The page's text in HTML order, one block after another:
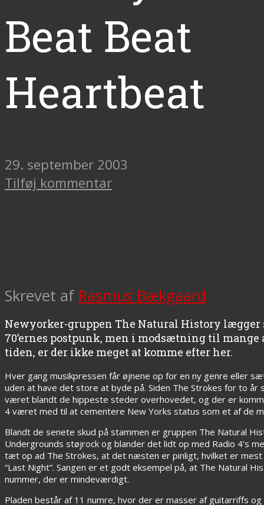
Beat Beat
Heartbeat
29. september 2003
Tilføj kommentar
Skrevet af Rasmus Bækgaard
Newyorker-gruppen The Natural History
70’ernes postpunk, men i modsætning til
tiden, er der ikke meget at komme efter her.
Hver gang musikpressen får øjnene op for en ny genre eller
uden at have det store at byde på. Siden The Strokes for to
været blandt de hippeste steder overhovedet, og der er
4 været med til at cementere New Yorks status som et af de
Blandt de senete skud på stammen er gruppen The Natural
Undergrounds støjrock og blander det lidt op med Radio 4’s
tæt op ad The Strokes, at det næsten er pinligt, hvilket er mest
“Last Night”. Sangen er et godt eksempel på, at The Natural
nummer, der er mindeværdigt.
Pladen består af 11 numre, hvor der er masser af guitarriffs